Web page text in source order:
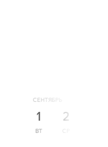
СЕНТЯБРЬ
1
ВТ
2